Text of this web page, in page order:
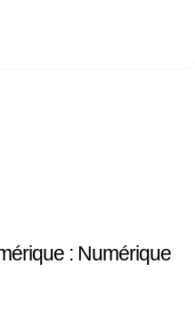
: Numérique